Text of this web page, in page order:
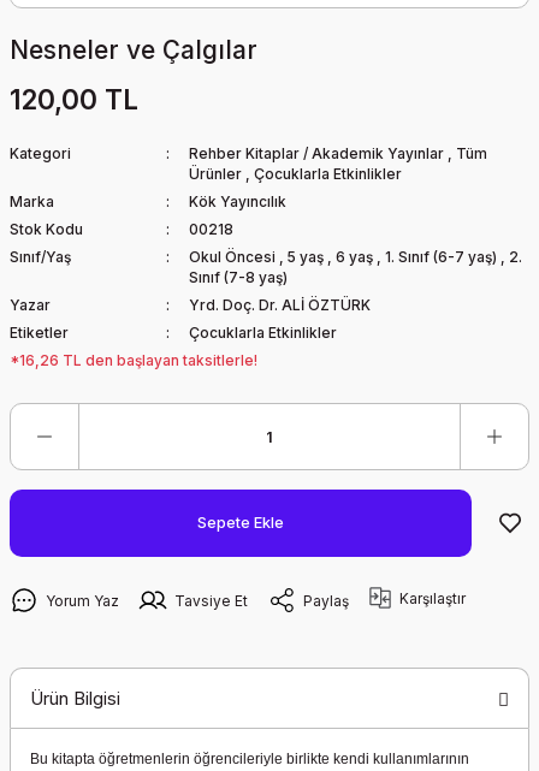
Nesneler ve Çalgılar
120,00 TL
Kategori Rehber Kitaplar / Akademik Yayınlar , Tüm
Ürünler , Çocuklarla Etkinlikler
Marka
Kök Yayıncılık
Stok Kodu
00218
Sınıf/Yaş
Okul Öncesi , 5 yaş , 6 yaş , 1. Sınıf (6-7 yaş) , 2.
Sınıf (7-8 yaş)
Yazar
Yrd. Doç. Dr. ALİ ÖZTÜRK
Etiketler
Çocuklarla Etkinlikler
*16,26 TL den başlayan taksitlerle!
Sepete Ekle
Yorum Yaz Tavsiye Et Paylaş Karşılaştır
Ürün Bilgisi
Bu kitapta öğretmenlerin öğrencileriyle birlikte kendi kullanımlarının